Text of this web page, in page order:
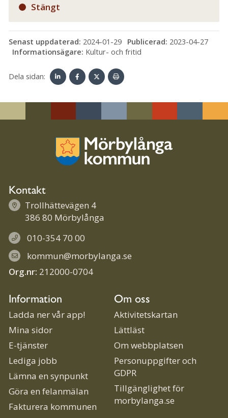
Stängt
Senast uppdaterad: 2024-01-29 Publicerad: 2023-04-27
Informationsägare: Kultur- och fritid
Dela sidan:
dIn
bookter
ut
Kontakt
Trollhättevägen 4
386 80 Mörbylånga
010-354 70 00
kommun@morbylanga.se
Org.nr: 212000-0704
Information
Ladda ner vår app!
Mina sidor
E-tjänster
Lediga jobb
Lämna en synpunkt
Göra en felanmälan
Fakturera kommunen
Om oss
Aktivitetskartan
Lättläst
Om webbplatsen
Personuppgifter och
GDPR
Tillgänglighet för
morbylanga.se